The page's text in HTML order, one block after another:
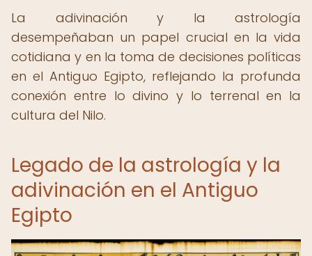
La adivinación y la astrología
desempeñaban un papel crucial en la vida
cotidiana y en la toma de decisiones políticas
en el Antiguo Egipto, reflejando la profunda
conexión entre lo divino y lo terrenal en la
cultura del Nilo.
Legado de la astrología y la
adivinación en el Antiguo
Egipto